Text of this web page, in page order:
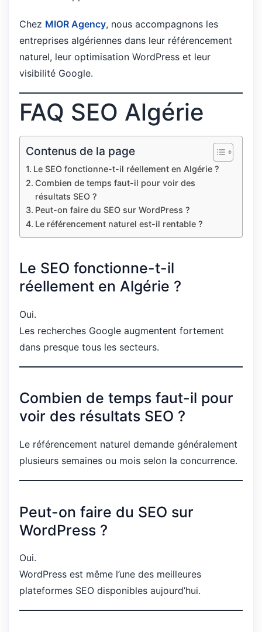
Chez MIOR Agency, nous accompagnons les
entreprises algériennes dans leur référencement
naturel, leur optimisation WordPress et leur
visibilité Google.
FAQ SEO Algérie
Contenus de la page
Le SEO fonctionne-t-il réellement en Algérie ?
Combien de temps faut-il pour voir des
résultats SEO ?
Peut-on faire du SEO sur WordPress ?
Le référencement naturel est-il rentable ?
Le SEO fonctionne-t-il
réellement en Algérie ?
Oui.
Les recherches Google augmentent fortement
dans presque tous les secteurs.
Combien de temps faut-il pour
voir des résultats SEO ?
Le référencement naturel demande généralement
plusieurs semaines ou mois selon la concurrence.
Peut-on faire du SEO sur
WordPress ?
Oui.
WordPress est même l’une des meilleures
plateformes SEO disponibles aujourd’hui.